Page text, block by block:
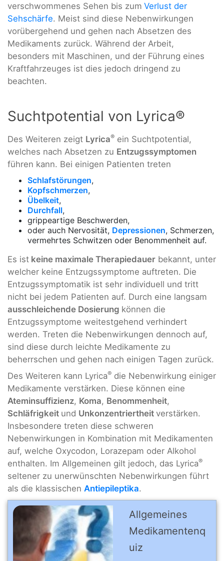
verschwommenes Sehen bis zum Verlust der
Sehschärfe. Meist sind diese Nebenwirkungen
vorübergehend und gehen nach Absetzen des
Medikaments zurück. Während der Arbeit,
besonders mit Maschinen, und der Führung eines
Kraftfahrzeuges ist dies jedoch dringend zu
beachten.
Suchtpotential von Lyrica®
Des Weiteren zeigt Lyrica® ein Suchtpotential,
welches nach Absetzen zu Entzugssymptomen
führen kann. Bei einigen Patienten treten
Schlafstörungen,
Kopfschmerzen,
Übelkeit,
Durchfall,
grippeartige Beschwerden,
oder auch Nervosität, Depressionen, Schmerzen,
vermehrtes Schwitzen oder Benommenheit auf.
Es ist keine maximale Therapiedauer bekannt, unter
welcher keine Entzugssymptome auftreten. Die
Entzugssymptomatik ist sehr individuell und tritt
nicht bei jedem Patienten auf. Durch eine langsam
ausschleichende Dosierung können die
Entzugssymptome weitestgehend verhindert
werden. Treten die Nebenwirkungen dennoch auf,
sind diese durch leichte Medikamente zu
beherrschen und gehen nach einigen Tagen zurück.
Des Weiteren kann Lyrica® die Nebenwirkung einiger
Medikamente verstärken. Diese können eine
Ateminsuffizienz, Koma, Benommenheit,
Schläfrigkeit und Unkonzentriertheit verstärken.
Insbesondere treten diese schweren
Nebenwirkungen in Kombination mit Medikamenten
auf, welche Oxycodon, Lorazepam oder Alkohol
enthalten. Im Allgemeinen gilt jedoch, das Lyrica®
seltener zu unerwünschten Nebenwirkungen führt
als die klassischen Antiepileptika.
Allgemeines
Medikamentenq
uiz